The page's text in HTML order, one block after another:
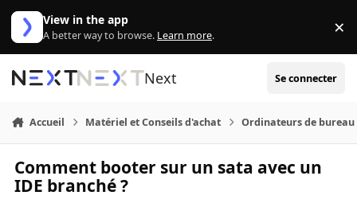
Aller au contenu
View in the app
A better way to browse. Learn more. ×
Next Se connecter
Accueil Matériel et Conseils d'achat Ordinateurs de bureau
Comment booter sur un sata avec un
IDE branché ?